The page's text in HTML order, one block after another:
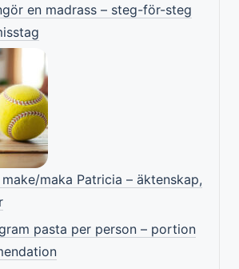
en madrass – steg-för-steg
maka Patricia – äktenskap,
pasta per person – portion